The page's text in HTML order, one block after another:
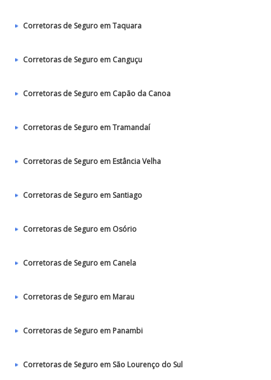
Corretoras de Seguro em Taquara
Corretoras de Seguro em Canguçu
Corretoras de Seguro em Capão da Canoa
Corretoras de Seguro em Tramandaí
Corretoras de Seguro em Estância Velha
Corretoras de Seguro em Santiago
Corretoras de Seguro em Osório
Corretoras de Seguro em Canela
Corretoras de Seguro em Marau
Corretoras de Seguro em Panambi
Corretoras de Seguro em São Lourenço do Sul